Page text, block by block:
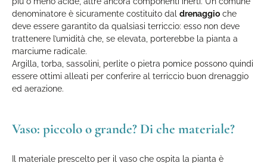
denominatore è sicuramente costituito dal drenaggio che
deve essere garantito da qualsiasi terriccio: esso non deve
trattenere l’umidità che, se elevata, porterebbe la pianta a
marciume radicale.
Argilla, torba, sassolini, perlite o pietra pomice possono quindi
essere ottimi alleati per conferire al terriccio buon drenaggio
ed aerazione.
Vaso: piccolo o grande? Di che materiale?
Il materiale prescelto per il vaso che ospita la pianta è